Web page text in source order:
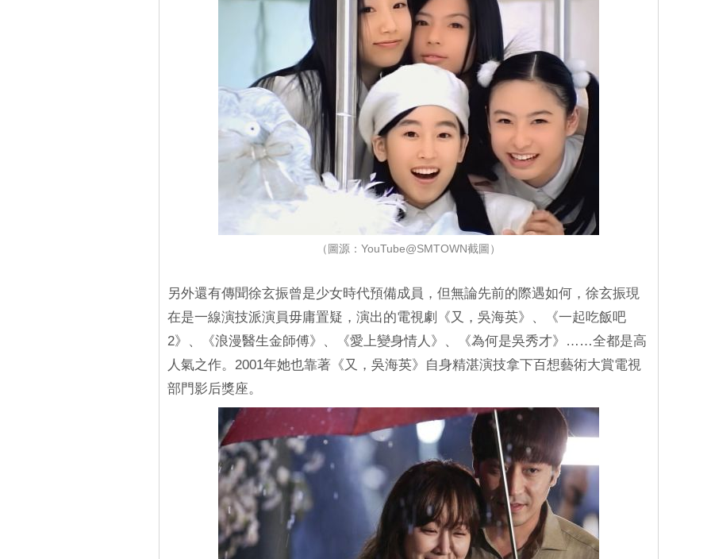
（圖源：YouTube@SMTOWN截圖）
另外還有傳聞徐玄振曾是少女時代預備成員，但無論先前的際遇如何，徐玄振現
在是一線演技派演員毋庸置疑，演出的電視劇《又，吳海英》、《一起吃飯吧
2》、《浪漫醫生金師傅》、《愛上變身情人》、《為何是吳秀才》……全都是高
人氣之作。2001年她也靠著《又，吳海英》自身精湛演技拿下百想藝術大賞電視
部門影后獎座。